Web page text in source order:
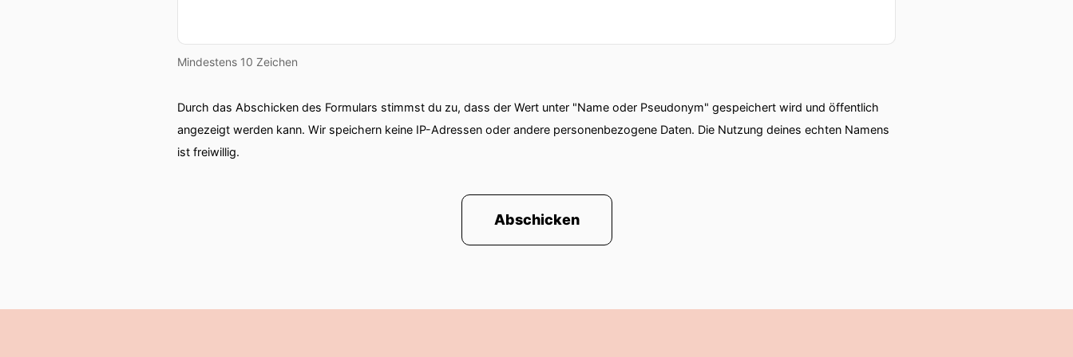
Wunsch eingehen. Wir müssen sehr genau hinhören und verstehen, was eigentlich der Kern und was ist
eigentlich das zu lösende Problem ist. Dann finden wir eine Lösung, die überall passt.
Mindestens 10 Zeichen
Durch das Abschicken des Formulars stimmst du zu, dass der Wert unter "Name oder Pseudonym" gespeichert wird und öffentlich
angezeigt werden kann. Wir speichern keine IP-Adressen oder andere personenbezogene Daten. Die Nutzung deines echten Namens
ist freiwillig.
Abschicken